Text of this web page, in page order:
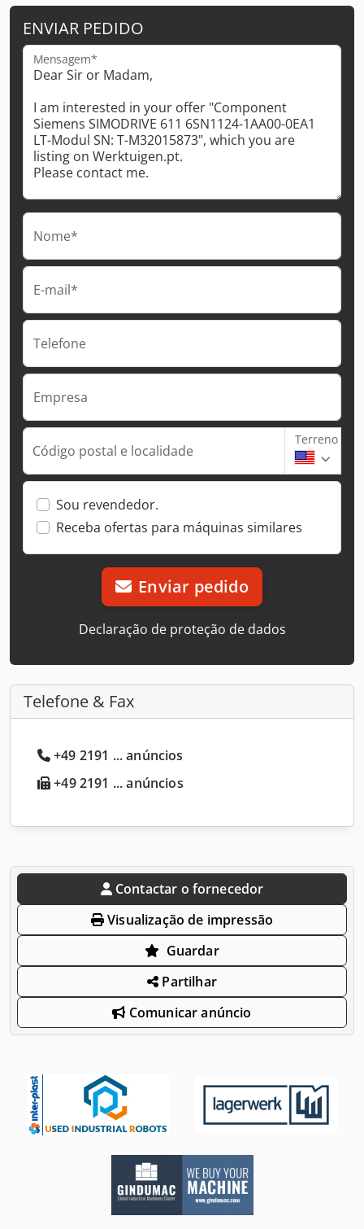
ENVIAR PEDIDO
Mensagem*
Nome*
E-mail*
Telefone
Empresa
Código postal e localidade
Terreno
Sou revendedor.
Receba ofertas para máquinas similares
Enviar pedido
Declaração de proteção de dados
Telefone & Fax
+49 2191 ... anúncios
+49 2191 ... anúncios
Contactar o fornecedor
Visualização de impressão
Guardar
Partilhar
Comunicar anúncio